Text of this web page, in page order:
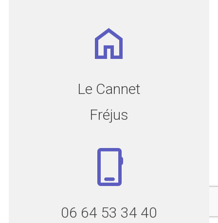
Le Cannet
Fréjus
06 64 53 34 40